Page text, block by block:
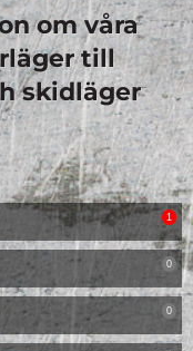
om våra
till
skidläger
1
0
0